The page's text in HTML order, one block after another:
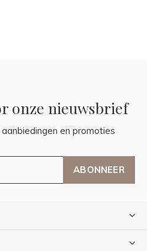
onze nieuwsbrief
en promoties
ABONNEER